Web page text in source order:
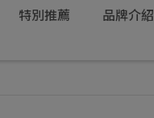
特別推薦 品牌介紹